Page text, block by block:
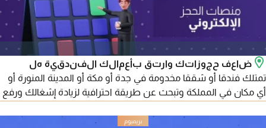
ضاعف حجوزاتك وارتق بأعمالك الفندقية هل
تمتلك فندقا أو شققا مخدومة في جدة أو مكة أو المدينة المنورة أو
أي مكان في المملكة وتبحث عن طريقة احترافية لزيادة إشغالك ورفع
العالمية مثل Booking. com - GAZER IN - Agoda - Expedia - C